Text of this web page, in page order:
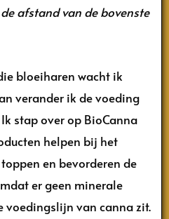
afstand van de bovenste
bloeiharen wacht ik
verander ik de voeding
stap over op BioCanna
helpen bij het
en bevorderen de
er geen minerale
voedingslijn van canna zit.